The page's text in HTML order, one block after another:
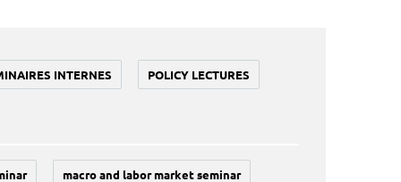
INTERNES POLICY LECTURES
macro and labor market seminar